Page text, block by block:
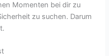
Momenten bei dir zu
zu suchen. Darum